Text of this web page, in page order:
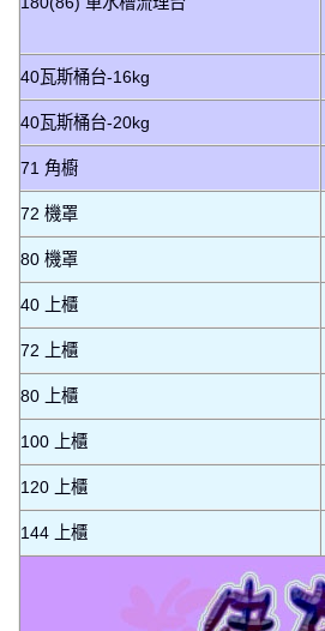
40瓦斯桶台-16kg
40瓦斯桶台-20kg
71 角櫥
72 機罩
80 機罩
40 上櫃
72 上櫃
80 上櫃
100 上櫃
120 上櫃
144 上櫃